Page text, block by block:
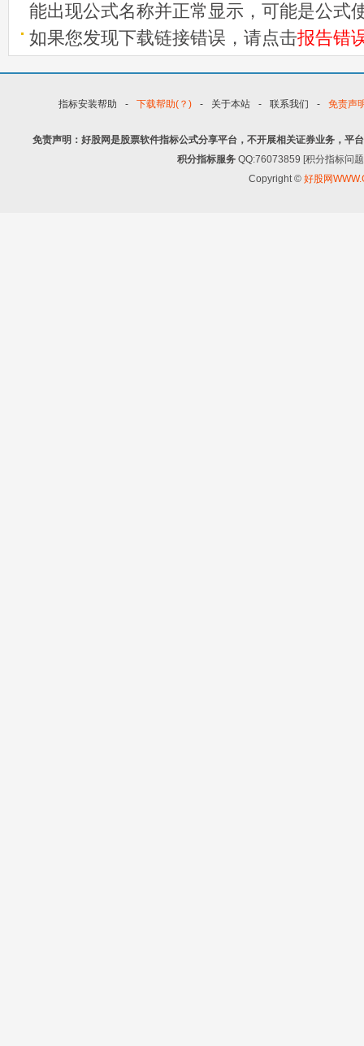
能出现公式名称并正常显示，可能是公式
如果您发现下载链接错误，请点击报告错
指标安装帮助 - 下载帮助(？) - 关于本站 - 联系我们 - 免责声
免责声明：好股网是股票软件指标公式分享平台，不开展相关证券业务，平
积分指标服务 QQ:76073859 [积分指标问
Copyright © 好股网